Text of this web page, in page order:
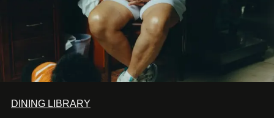
DINING LIBRARY